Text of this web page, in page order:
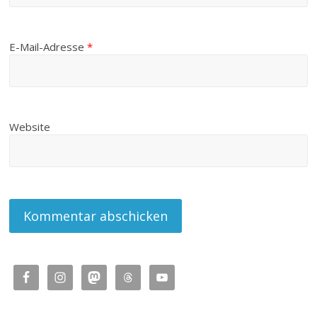
E-Mail-Adresse*
Website